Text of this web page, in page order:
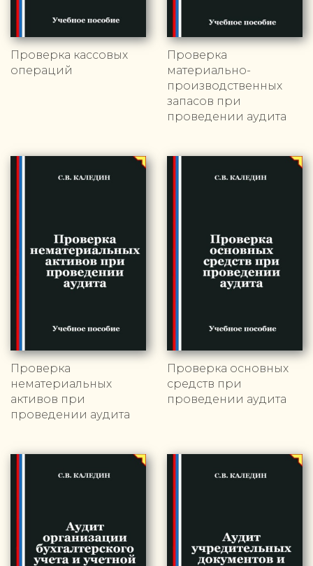
Проверка кассовых
операций
Проверка
материально-
производственных
запасов при
проведении аудита
Проверка
нематериальных
активов при
проведении аудита
Проверка основных
средств при
проведении аудита